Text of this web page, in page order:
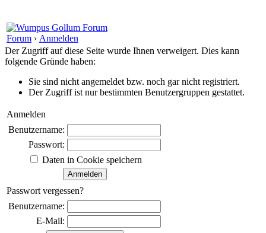
Forum › Anmelden
Der Zugriff auf diese Seite wurde Ihnen verweigert. Dies kann
folgende Gründe haben:
Sie sind nicht angemeldet bzw. noch gar nicht registriert.
Der Zugriff ist nur bestimmten Benutzergruppen gestattet.
Anmelden
Benutzername:
Passwort:
Daten in Cookie speichern
Passwort vergessen?
Benutzername:
E-Mail: